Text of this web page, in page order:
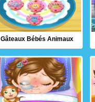
Gâteaux Bébés Animaux